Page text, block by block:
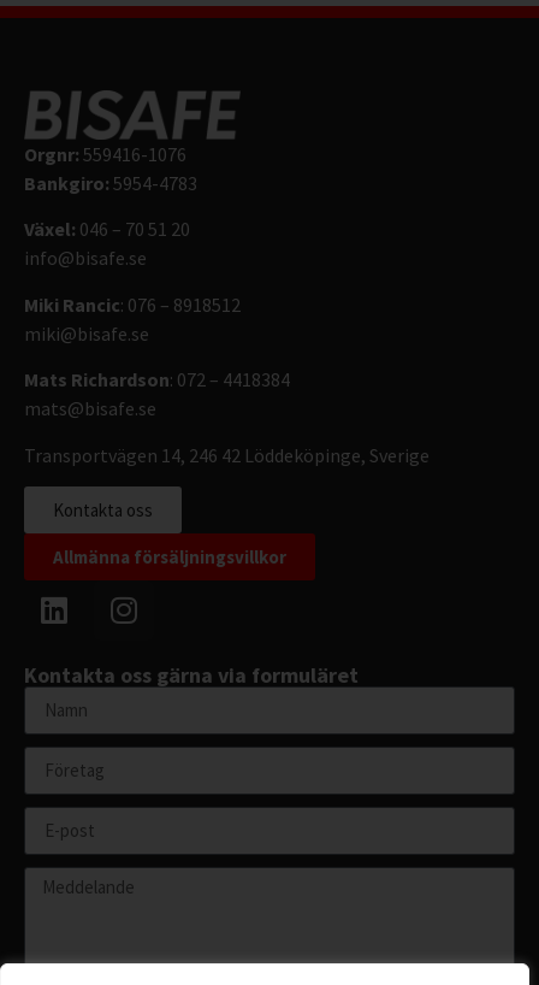
Orgnr: 559416-1076
Bankgiro: 5954-4783
Växel: 046 – 70 51 20
info@bisafe.se
Miki Rancic: 076 – 8918512
miki@bisafe.se
Mats Richardson: 072 – 4418384
mats@bisafe.se
Transportvägen 14, 246 42 Löddeköpinge, Sverige
Kontakta oss
Allmänna försäljningsvillkor
Kontakta oss gärna via formuläret